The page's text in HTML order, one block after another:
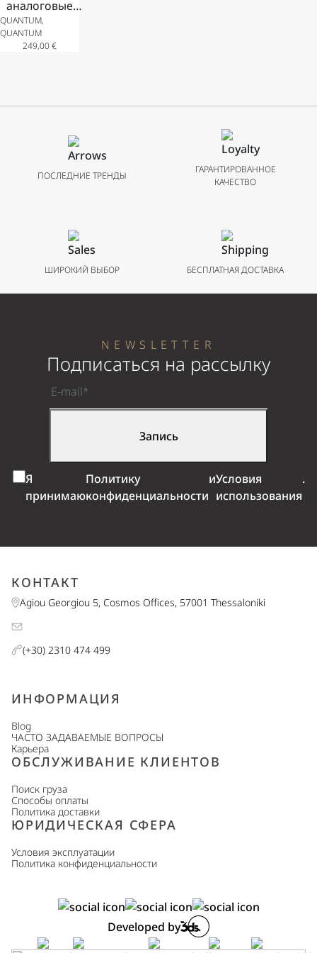
аналоговые
Quantum
Q-Master с
стали с
браслетом 41
QUANTUM,
QUANTUM
249,00€
ПОСЛЕДНИЕ ТРЕНДЫ
ГАРАНТИРОВАННОЕ
КАЧЕСТВО
ШИРОКИЙ ВЫБОР БЕСПЛАТНАЯ ДОСТАВКА
NEWSLETTER
Подписаться на рассылку
Я
принимаю
Политику
конфиденциальности
иУсловия
использования
.
КОНТАКТ
Agiou Georgiou 5, Cosmos Offices, 57001 Thessaloniki
(+30) 2310 474 499
ИНФОРМАЦИЯ
Blog
ЧАСТО ЗАДАВАЕМЫЕ ВОПРОСЫ
Карьера
ОБСЛУЖИВАНИЕ КЛИЕНТОВ
Поиск груза
Способы оплаты
Политика доставки
ЮРИДИЧЕСКАЯ СФЕРА
Условия эксплуатации
Политика конфиденциальности
Developed by